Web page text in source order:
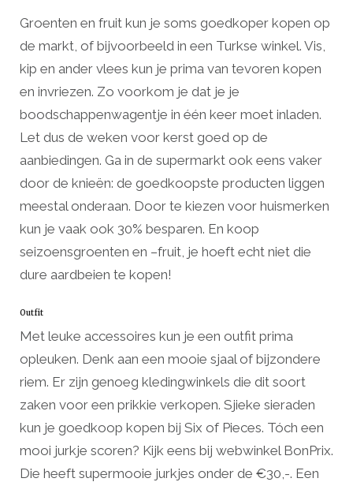
Groenten en fruit kun je soms goedkoper kopen op
de markt, of bijvoorbeeld in een Turkse winkel. Vis,
kip en ander vlees kun je prima van tevoren kopen
en invriezen. Zo voorkom je dat je je
boodschappenwagentje in één keer moet inladen.
Let dus de weken voor kerst goed op de
aanbiedingen. Ga in de supermarkt ook eens vaker
door de knieën: de goedkoopste producten liggen
meestal onderaan. Door te kiezen voor huismerken
kun je vaak ook 30% besparen. En koop
seizoensgroenten en –fruit, je hoeft echt niet die
dure aardbeien te kopen!
Outfit
Met leuke accessoires kun je een outfit prima
opleuken. Denk aan een mooie sjaal of bijzondere
riem. Er zijn genoeg kledingwinkels die dit soort
zaken voor een prikkie verkopen. Sjieke sieraden
kun je goedkoop kopen bij Six of Pieces. Tóch een
mooi jurkje scoren? Kijk eens bij webwinkel BonPrix.
Die heeft supermooie jurkjes onder de €30,-. Een